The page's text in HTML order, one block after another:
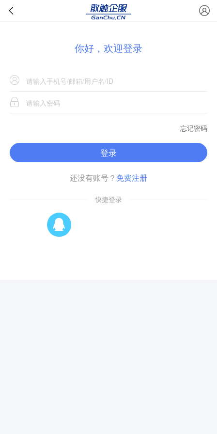
你好，欢迎登录
忘记密码
登录
还没有账号？ 免费注册
快捷登录